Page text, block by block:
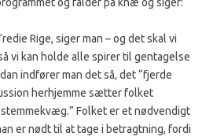
Rige, siger man – og det skal vi
vi kan holde alle spirer til gentagelse
indfører man det så, det “fjerde
herhjemme sætter folket
Folket er et nødvendigt
er nødt til at tage i betragtning, fordi